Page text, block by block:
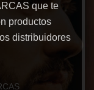
que te
productos
distribuidores